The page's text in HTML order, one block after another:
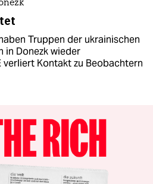
Truppen der ukrainischen
in Donezk wieder
verliert Kontakt zu Beobachtern